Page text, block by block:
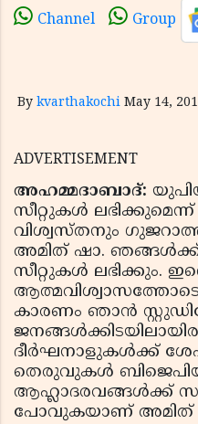
Channel Group
By kvarthakochi May 14,
ADVERTISEMENT
അഹമ്മദാബാദ്:
സീറ്റുകള്‍
വിശ്വസ്തനും
അമിത് ഷാ. ഞങ്ങള്‍ക്ക്
സീറ്റുകള്‍ ലഭിക്കും.
കാരണം ഞാന്‍
ദീര്‍ഘനാളുകള്‍ക്ക്
തെരുവുകള്‍
ആഹ്ലാദരവങ്ങള്‍ക്ക്
പോവുകയാണ് അമിത്